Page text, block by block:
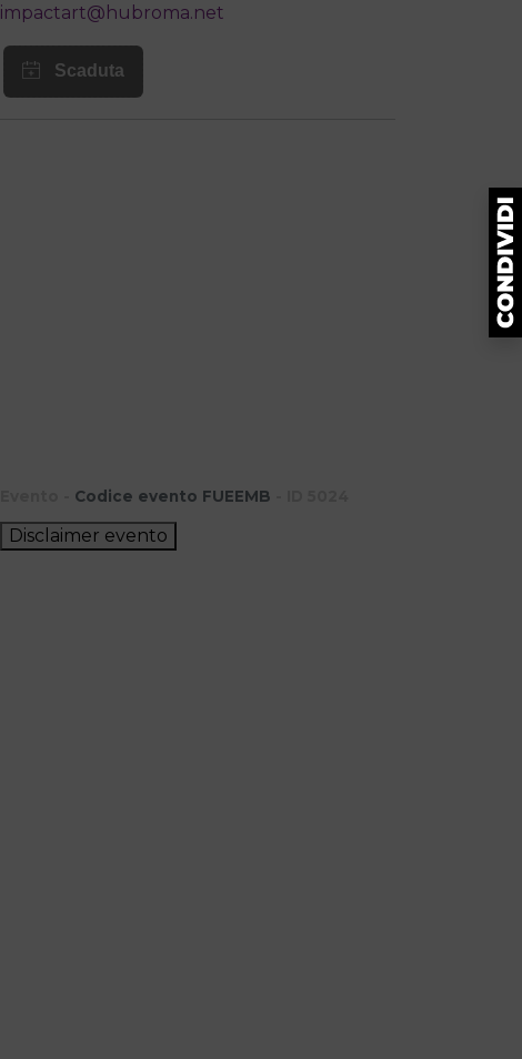
impactart@hubroma.net
Codice evento FUEEMB
Disclaimer evento